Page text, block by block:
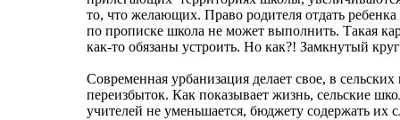
то, что желающих. Право родителя отдать
по прописке школа не может выполнить. Такая
как-то обязаны устроить. Но как?! Замкнутый
Современная урбанизация делает свое, в
переизбыток. Как показывает жизнь, сельские
учителей не уменьшается, бюджету содержать их